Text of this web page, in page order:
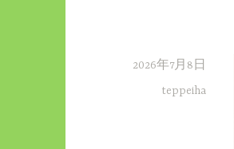
2026年7月8日
teppeiha